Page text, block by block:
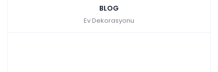
BLOG
Ev Dekorasyonu